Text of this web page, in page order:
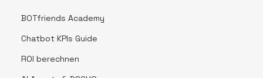
BOTfriends Academy
Chatbot KPIs Guide
ROI berechnen